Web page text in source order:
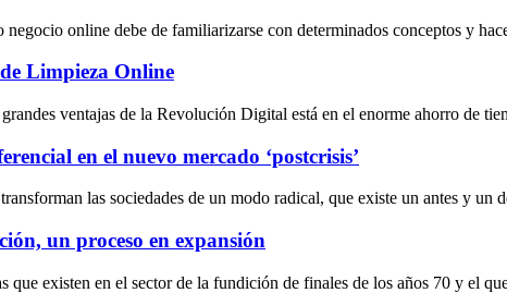
negocio online debe de familiarizarse con determinados conceptos y
Limpieza Online
ventajas de la Revolución Digital está en el enorme ahorro de
en el nuevo mercado ‘postcrisis’
las sociedades de un modo radical, que existe un antes y
un proceso en expansión
que existen en el sector de la fundición de finales de los años 70 y el